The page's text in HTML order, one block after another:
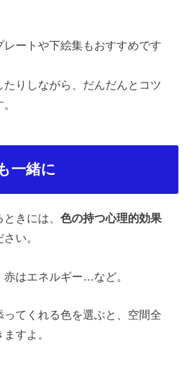
ートや下絵集もおすすめです
りしながら、だんだんとコツ
一緒に
ときには、色の持つ心理的効果
い。
赤はエネルギー…など。
てくれる色を選ぶと、空間全
すよ。